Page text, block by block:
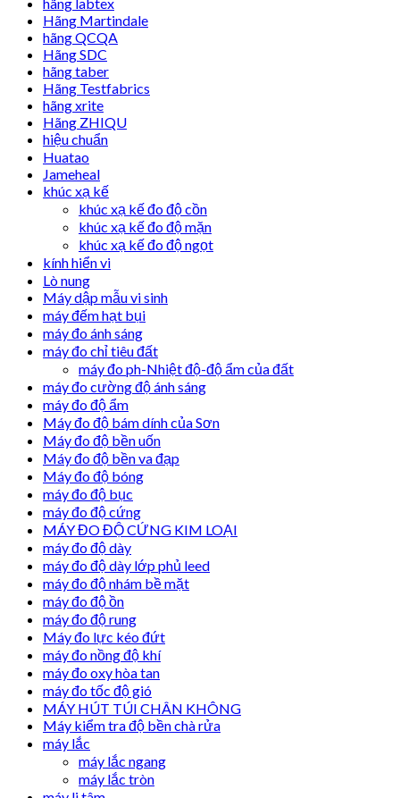
hãng labtex
Hãng Martindale
hãng QCQA
Hãng SDC
hãng taber
Hãng Testfabrics
hãng xrite
Hãng ZHIQU
hiệu chuẩn
Huatao
Jameheal
khúc xạ kế
khúc xạ kế đo độ cồn
khúc xạ kế đo độ mặn
khúc xạ kế đo độ ngọt
kính hiển vi
Lò nung
Máy dập mẫu vi sinh
máy đếm hạt bụi
máy đo ánh sáng
máy đo chỉ tiêu đất
máy đo ph-Nhiệt độ-độ ẩm của đất
máy đo cường độ ánh sáng
máy đo độ ẩm
Máy đo độ bám dính của Sơn
Máy đo độ bền uốn
Máy đo độ bền va đạp
Máy đo độ bóng
máy đo độ bục
máy đo độ cứng
MÁY ĐO ĐỘ CỨNG KIM LOẠI
máy đo độ dày
máy đo độ dày lớp phủ leed
máy đo độ nhám bề mặt
máy đo độ ồn
máy đo độ rung
Máy đo lực kéo đứt
máy đo nồng độ khí
máy đo oxy hòa tan
máy đo tốc độ gió
MÁY HÚT TÚI CHÂN KHÔNG
Máy kiểm tra độ bền chà rửa
máy lắc
máy lắc ngang
máy lắc tròn